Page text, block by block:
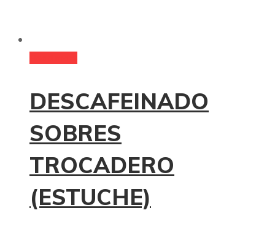
DESCAFEINADO
SOBRES
TROCADERO
(ESTUCHE)